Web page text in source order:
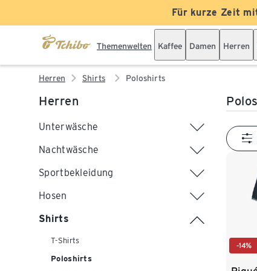
Für kurze Zeit
Themenwelten Kaffee Damen Herren
Herren Shirts Poloshirts
Herren
Unterwäsche
Nachtwäsche
Sportbekleidung
Hosen
Shirts
T-Shirts
Poloshirts
-14%